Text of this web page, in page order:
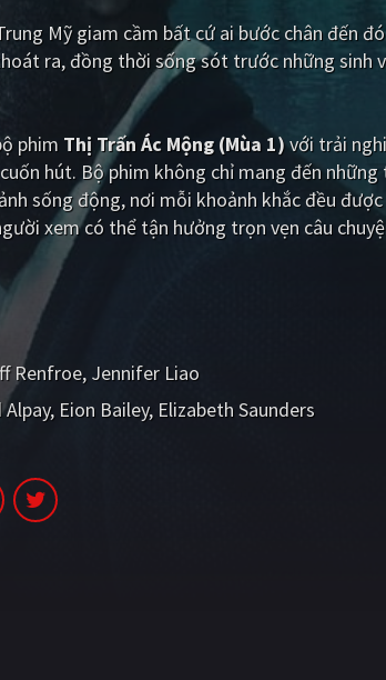
Mỹ giam cầm bất cứ ai bước chân đến
ra, đồng thời sống sót trước những sinh
phim Thị Trấn Ác Mộng (Mùa 1)với trải
hút. Bộ phim không chỉ mang đến
sống động, nơi mỗi khoảnh khắc đều
xem có thể tận hưởng trọn vẹn câu
Renfroe Jennifer Liao
Alpay Eion Bailey Elizabeth Saunders